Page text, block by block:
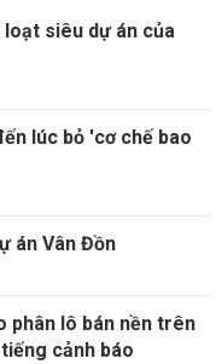
loạt siêu dự án của
lúc bỏ 'cơ chế bao
án Vân Đồn
phân lô bán nền trên
cảnh báo